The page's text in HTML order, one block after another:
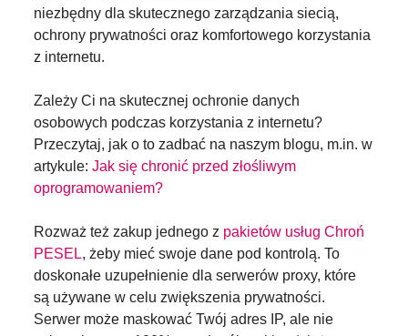
niezbędny dla skutecznego zarządzania siecią,
ochrony prywatności oraz komfortowego korzystania
z internetu.
Zależy Ci na skutecznej ochronie danych
osobowych podczas korzystania z internetu?
Przeczytaj, jak o to zadbać na naszym blogu, m.in. w
artykule:Jak się chronić przed złośliwym
oprogramowaniem?
Rozważ też zakup jednego z pakietów usług Chroń
PESEL, żeby mieć swoje dane pod kontrolą. To
doskonałe uzupełnienie dla serwerów proxy, które
są używane w celu zwiększenia prywatności.
Serwer może maskować Twój adres IP, ale nie